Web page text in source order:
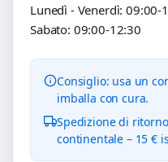
Lunedì - Venerdì: 09:00-
Sabato: 09:00-12:30
Consiglio: usa un
imballa con cura.
Spedizione di
continentale – 15 €